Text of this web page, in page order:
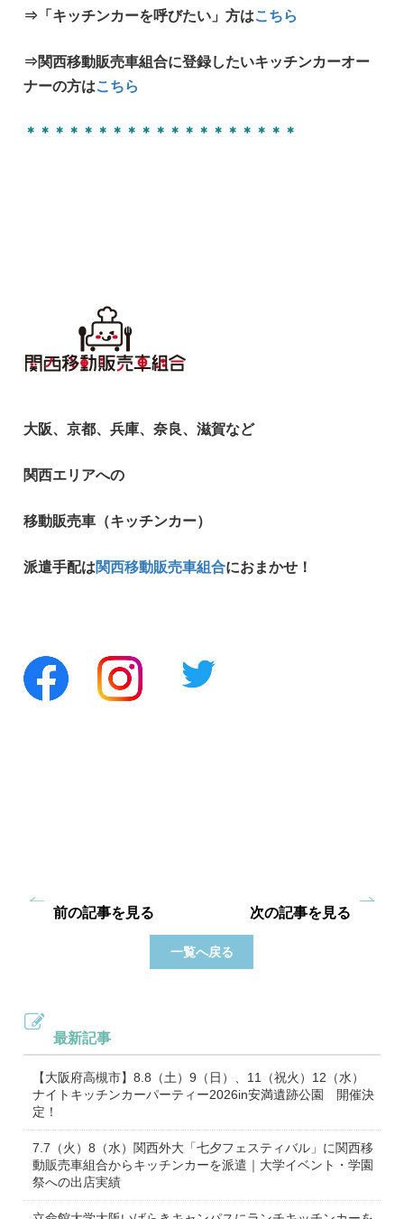
⇒「キッチンカーを呼びたい」方はこちら
⇒関西移動販売車組合に登録したいキッチンカーオー
ナーの方はこちら
＊＊＊＊＊＊＊＊＊＊＊＊＊＊＊＊＊＊＊
大阪、京都、兵庫、奈良、滋賀など
関西エリアへの
移動販売車（キッチンカー）
派遣手配は関西移動販売車組合におまかせ！
前の記事を見る
一覧へ戻る
次の記事を見る
最新記事
【大阪府高槻市】8.8（土）9（日）、11（祝火）12（水）
ナイトキッチンカーパーティー2026in安満遺跡公園 開催決
定！
7.7（火）8（水）関西外大「七夕フェスティバル」に関西移
動販売車組合からキッチンカーを派遣｜大学イベント・学園
祭への出店実績